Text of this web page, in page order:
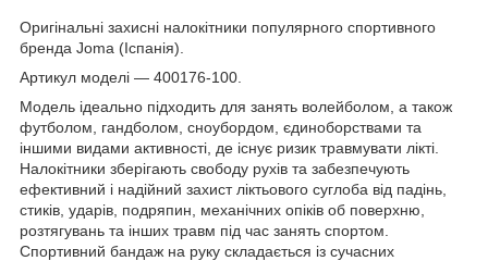
Оригінальні захисні налокітники популярного спортивного
бренда Joma (Іспанія).
Артикул моделі — 400176-100.
Модель ідеально підходить для занять волейболом, а також
футболом, гандболом, сноубордом, єдиноборствами та
іншими видами активності, де існує ризик травмувати лікті.
Налокітники зберігають свободу рухів та забезпечують
ефективний і надійний захист ліктьового суглоба від падінь,
стиків, ударів, подряпин, механічних опіків об поверхню,
розтягувань та інших травм під час занять спортом.
Спортивний бандаж на руку складається із сучасних